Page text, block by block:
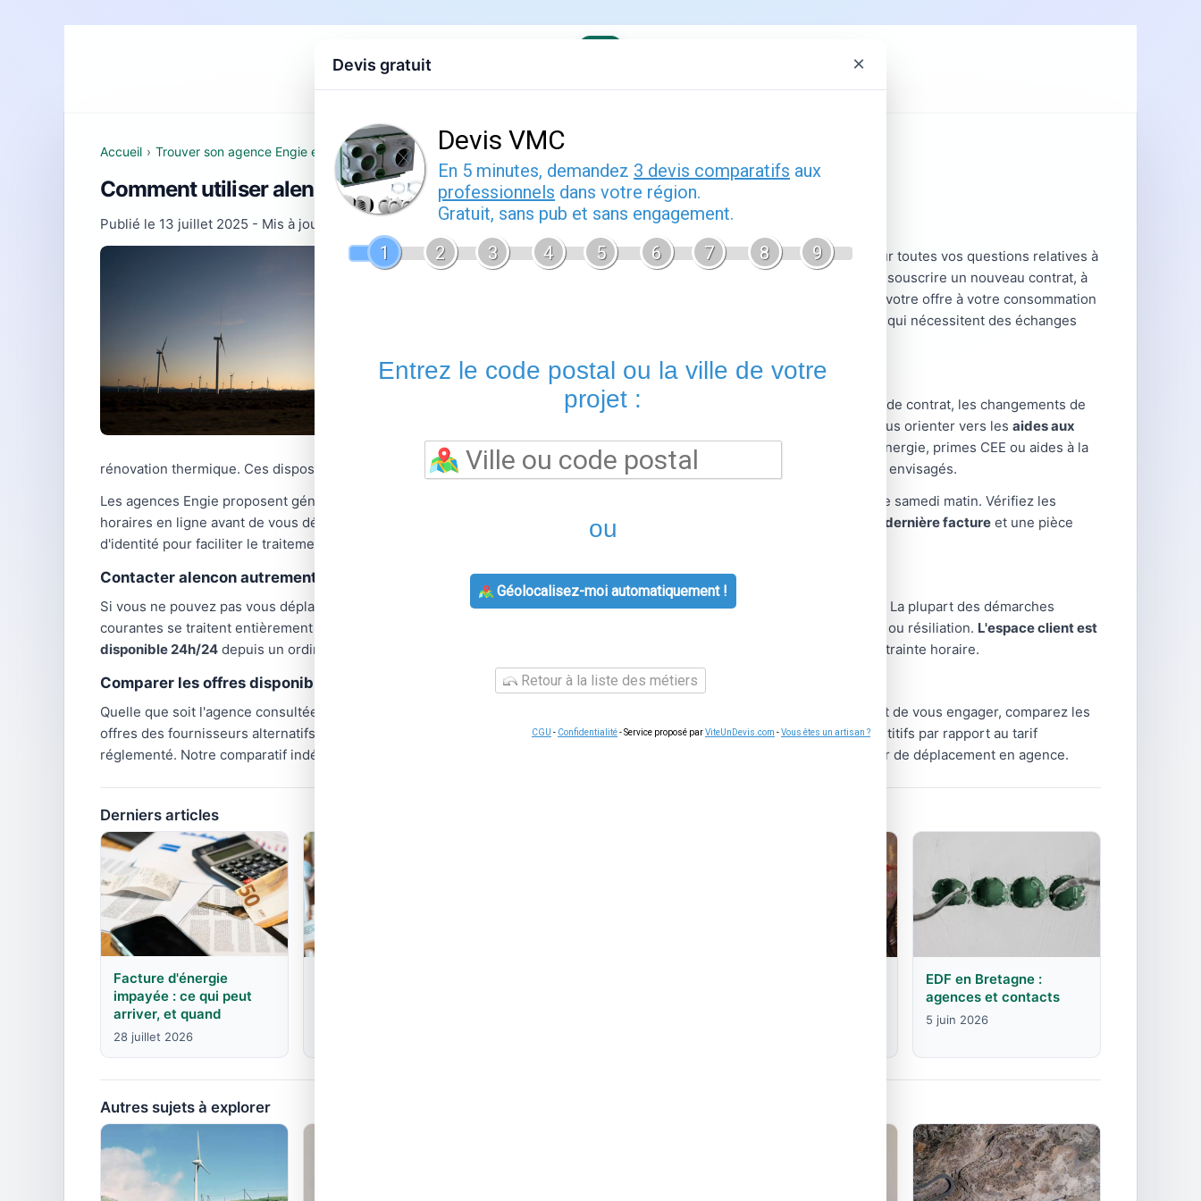
Accueil Devis gratuit Contact EDF Engie Fournisseurs Demenagement GRDF
Accueil › Trouver son agence Engie et comprendre ses offres
Comment utiliser alencon : guide pratique
Publié le 13 juillet 2025 - Mis à jour le
Alenconvous permet de bénéficier d'un accompagnement personnalisé pour toutes vos questions relatives à
votre contrat d'énergie. Les conseillers de cette agence Engie vous aident à souscrire un nouveau contrat, à
gérer votre déménagement, à résoudre un litige de facturation ou à adapter votre offre à votre consommation
reste utile pour les situations complexes qui nécessitent des échanges
Services proposés par alencon
prend en charge les souscriptions, les modifications de contrat, les changements de
titulaire et les demandes de raccordement. Les conseillers peuvent aussi vous orienter vers les aides aux
travaux d'économies d'énergiedisponibles selon votre situation : chèque énergie, primes CEE ou aides à la
rénovation thermique. Ces dispositifs sont cumulables et peuvent représenter plusieurs centaines d'euros selon les travaux envisagés.
Les agences Engie proposent généralement des horaires d'ouverture du lundi au vendredi, avec parfois des permanences le samedi matin. Vérifiez les
horaires en ligne avant de vous déplacer, car certaines agences fonctionnent sur rendez-vous uniquement.
Apportez votre dernière facture et une pièce
d'identité pour faciliter le traitement de votre demande.
Contacter alencon autrement
Si vous ne pouvez pas vous déplacer en agence, contact engiereste accessible par téléphone et via l'espace client en ligne. La plupart des démarches
courantes se traitent entièrement à distance : relevé de compteur, changement de coordonnées, demande de régularisation ou résiliation. L'espace client est
disponible 24h/24 depuis un ordinateur ou un smartphone, ce qui permet de gérer vos démarches à votre rythme, sans contrainte horaire.
Comparer les offres disponibles dans votre secteur
Quelle que soit l'agence consultée,
sont identiques sur tout le territoire pour un même fournisseur. Avant de vous engager, comparez les
offres des fournisseurs alternatifs : TotalEnergies, Engie, Eni, Ohm Énergie ou Ekwateur proposent souvent des tarifs compétitifs par rapport au tarif
réglementé. Notre comparatif indépendant vous aide à trouver le contrat le plus avantageux pour votre foyer sans nécessiter de déplacement en agence.
Derniers articles
Facture d'énergie
impayée : ce qui peut
arriver, et quand
28 juillet 2026
EDF en Bretagne :
agences et contacts
5 juin 2026
Autres sujets à explorer
Devis gratuit ×